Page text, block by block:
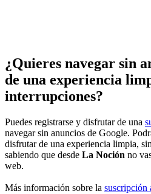
¿Quieres navegar sin
de una experiencia
interrupciones?
Puedes registrarse y disfrutar de una
navegar sin anuncios de Google.
disfrutar de una experiencia limpia,
sabiendo que desde La Noción no
web.
Más información sobre la suscripción